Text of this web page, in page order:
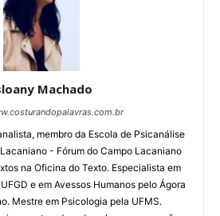
Machado
membro da Escola de Psicanálise
- Fórum do Campo Lacaniano
na Oficina do Texto. Especialista em
e em Avessos Humanos pelo Ágora
Mestre em Psicologia pela UFMS.